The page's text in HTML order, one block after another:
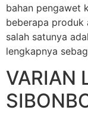
bahan pengawet
beberapa produk
salah satunya
lengkapnya
VARIAN